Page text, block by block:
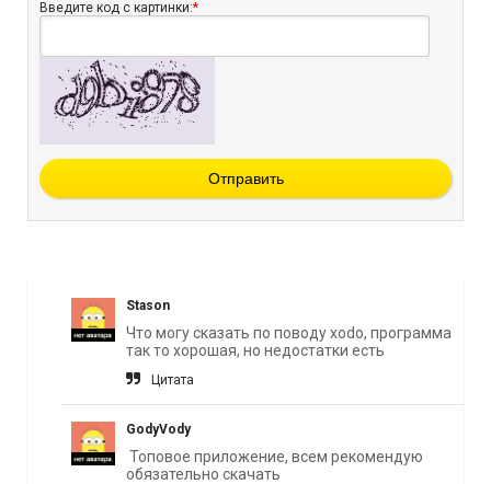
Введите код с картинки:*
Отправить
Stason
Что могу сказать по поводу xodo, программа
так то хорошая, но недостатки есть
Цитата
GodyVody
Топовое приложение, всем рекомендую
обязательно скачать